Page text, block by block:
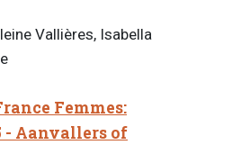
Vallières, Isabella
Femmes:
- Aanvallers of